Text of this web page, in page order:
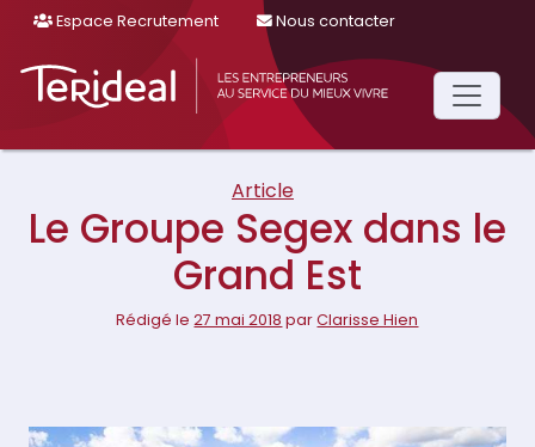
Espace Recrutement Nous contacter
Main
Navigation
Article
Le Groupe Segex dans le
Grand Est
Rédigé le27 mai 2018 parClarisse Hien